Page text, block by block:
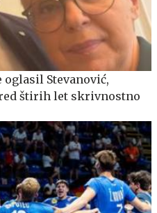
oglasil Stevanović,
štirih let skrivnostno